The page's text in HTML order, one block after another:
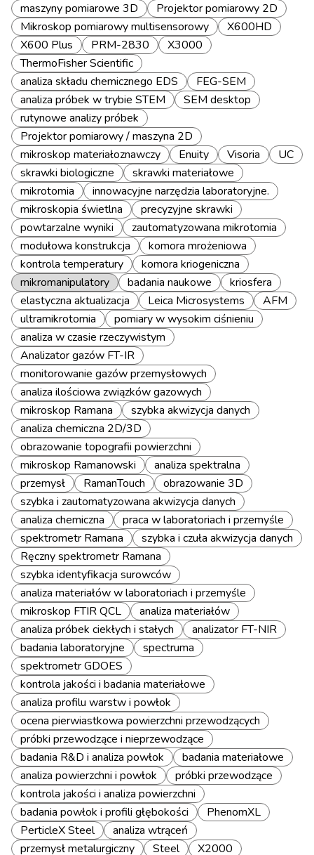
maszyny pomiarowe 3D
Projektor pomiarowy 2D
Mikroskop pomiarowy multisensorowy
X600HD
X600 Plus
PRM-2830
X3000
ThermoFisher Scientific
analiza składu chemicznego EDS
FEG-SEM
analiza próbek w trybie STEM
SEM desktop
rutynowe analizy próbek
Projektor pomiarowy / maszyna 2D
mikroskop materiałoznawczy
Enuity Visoria
UC
skrawki biologiczne
skrawki materiałowe
mikrotomia
innowacyjne narzędzia laboratoryjne.
mikroskopia świetlna
precyzyjne skrawki
powtarzalne wyniki
zautomatyzowana mikrotomia
modułowa konstrukcja
komora mrożeniowa
kontrola temperatury
komora kriogeniczna
mikromanipulatory
badania naukowe
kriosfera
elastyczna aktualizacja
Leica Microsystems
AFM
ultramikrotomia
pomiary w wysokim ciśnieniu
analiza w czasie rzeczywistym
Analizator gazów FT-IR
monitorowanie gazów przemysłowych
analiza ilościowa związków gazowych
mikroskop Ramana
szybka akwizycja danych
analiza chemiczna 2D/3D
obrazowanie topografii powierzchni
mikroskop Ramanowski
analiza spektralna
przemysł
RamanTouch
obrazowanie 3D
szybka i zautomatyzowana akwizycja danych
analiza chemiczna
praca w laboratoriach i przemyśle
spektrometr Ramana
szybka i czuła akwizycja danych
Ręczny spektrometr Ramana
szybka identyfikacja surowców
analiza materiałów w laboratoriach i przemyśle
mikroskop FTIR QCL
analiza materiałów
analiza próbek ciekłych i stałych
analizator FT-NIR
badania laboratoryjne
spectruma
spektrometr GDOES
kontrola jakości i badania materiałowe
analiza profilu warstw i powłok
ocena pierwiastkowa powierzchni przewodzących
próbki przewodzące i nieprzewodzące
badania R&D i analiza powłok
badania materiałowe
analiza powierzchni i powłok
próbki przewodzące
kontrola jakości i analiza powierzchni
badania powłok i profili głębokości
PhenomXL
PerticleX Steel
analiza wtrąceń
przemysł metalurgiczny
Steel
X2000